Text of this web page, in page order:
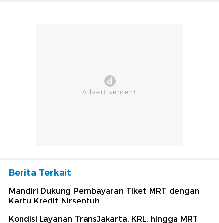
Berita Terkait
Mandiri Dukung Pembayaran Tiket MRT dengan
Kartu Kredit Nirsentuh
Kondisi Layanan TransJakarta, KRL, hingga MRT